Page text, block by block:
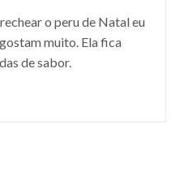
o peru de Natal eu
muito. Ela fica
de sabor.